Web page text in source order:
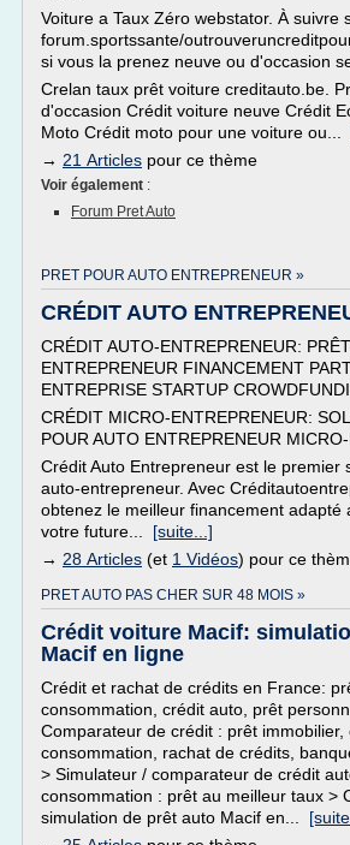
Voiture a Taux Zéro webstator. À suivre
forum.sportssante/
si vous la prenez neuve ou d'occasion
Crelan taux prêt voiture creditauto.be.
d'occasion Crédit voiture neuve Crédit
Moto Crédit moto pour une voiture ou...
→ 21 Articles pour ce thème
Voir également :
Forum Pret Auto
PRET POUR AUTO ENTREPRENEUR »
CRÉDIT AUTO
CRÉDIT AUTO-ENTREPRENEUR:
ENTREPRENEUR FINANCEMENT
ENTREPRISE STARTUP
CRÉDIT MICRO-ENTREPRENEUR:
POUR AUTO ENTREPRENEUR
Crédit Auto Entrepreneur est le premier
auto-entrepreneur. Avec
obtenez le meilleur financement adapté
votre future... [suite...]
→ 28 Articles (et 1 Vidéos) pour ce
PRET AUTO PAS CHER SUR 48 MOIS »
Crédit voiture Macif:
Macif en ligne
Crédit et rachat de crédits en France:
consommation, crédit auto, prêt
Comparateur de crédit : prêt immobilier,
consommation, rachat de crédits,
> Simulateur / comparateur de crédit
consommation : prêt au meilleur taux >
simulation de prêt auto Macif en...